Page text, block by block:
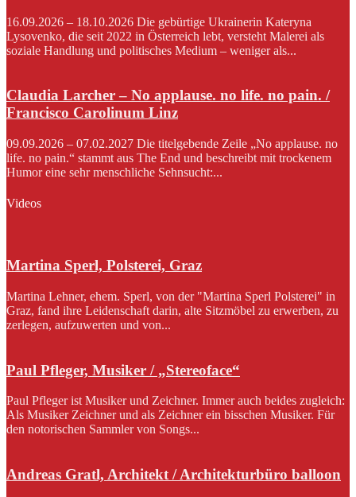
16.09.2026 – 18.10.2026 Die gebürtige Ukrainerin Kateryna
Lysovenko, die seit 2022 in Österreich lebt, versteht Malerei als
soziale Handlung und politisches Medium – weniger als...
Claudia Larcher – No applause. no life. no pain. /
Francisco Carolinum Linz
09.09.2026 – 07.02.2027 Die titelgebende Zeile „No applause. no
life. no pain.“ stammt aus The End und beschreibt mit trockenem
Humor eine sehr menschliche Sehnsucht:...
Videos
Martina Sperl, Polsterei, Graz
Martina Lehner, ehem. Sperl, von der "Martina Sperl Polsterei" in
Graz, fand ihre Leidenschaft darin, alte Sitzmöbel zu erwerben, zu
zerlegen, aufzuwerten und von...
Paul Pfleger, Musiker / „Stereoface“
Paul Pfleger ist Musiker und Zeichner. Immer auch beides zugleich:
Als Musiker Zeichner und als Zeichner ein bisschen Musiker. Für
den notorischen Sammler von Songs...
Andreas Gratl, Architekt / Architekturbüro balloon